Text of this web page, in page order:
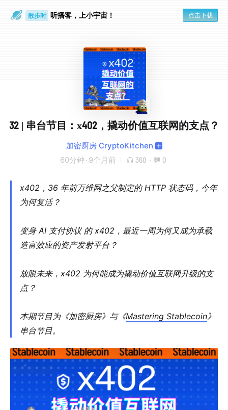
散步时
通勤路上
听播客，上小宇宙！ 点击下载
32 | 串台节目：x402，撬动价值互联网的支点？
加密厨房 CryptoKitchen
60分钟 · 9个月前 360 · 0
x402，36 年前万维网之父制定的 HTTP 状态码，今年
为何复活？
变身 AI 支付协议 的 x402，最近一周为何又成为承载
造富效应的资产发射平台？
放眼未来，x402 为何能成为撬动价值互联网升级的支
点？
本期节目为《加密厨房》与《Mastering Stablecoin》
串台节目。